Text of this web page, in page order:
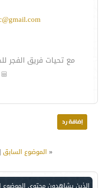
مع تحيات فريق الفجر
« الموضوع السابق|